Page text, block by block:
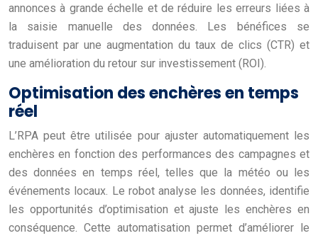
annonces à grande échelle et de réduire les erreurs liées à
la saisie manuelle des données. Les bénéfices se
traduisent par une augmentation du taux de clics (CTR) et
une amélioration du retour sur investissement (ROI).
Optimisation des enchères en temps
réel
L’RPA peut être utilisée pour ajuster automatiquement les
enchères en fonction des performances des campagnes et
des données en temps réel, telles que la météo ou les
événements locaux. Le robot analyse les données, identifie
les opportunités d’optimisation et ajuste les enchères en
conséquence. Cette automatisation permet d’améliorer le